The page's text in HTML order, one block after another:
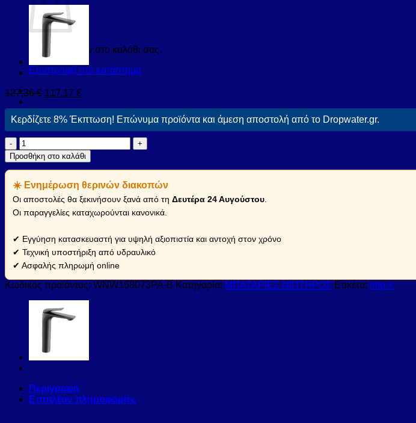
Κανένα προϊόν στο καλάθι σας.
Επιστροφή στο κατάστημα
127,36€ 117,17 €
Κερδίζετε 8% Έκπτωση! Επώνυμα προϊόντα και άμεση αποστολή από το Dropwater.gr.
Μπαταρία
νιπτήρος
ANDARE
Bronze
WNW168073PA-
KARAG
B)
ποσότητα
Προσθήκη στο καλάθι
☀️ Ενημέρωση θερινών διακοπών
Οι αποστολές θα ξεκινήσουν ξανά από τη Δευτέρα 24 Αυγούστου
Οι παραγγελίες καταχωρούνται κανονικά.
✔ Εγγύηση κατασκευαστή για υψηλή αξιοπιστία και αντοχή στον χρόνο
✔ Τεχνική υποστήριξη από υδραυλικό
✔ Ασφαλής πληρωμή online
Κωδικός προϊόντος: WNW168073PA-B Κατηγορία: ΜΠΑΤΑΡΙΕΣ ΝΙΠΤΗΡΟΣ Ετικέτα: imp-x
Περιγραφή
Επιπλέον πληροφορίες